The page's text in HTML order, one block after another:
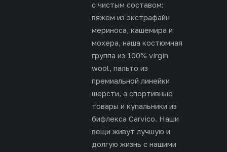
с чистым составом:
вяжем из экстрафайн
мериноса, кашемира и
мохера, наша костюмная
группа из 100% virgin
wool, пальто из
премиальной линейки
шерсти, а спортивные
товары и купальники из
бифлекса Carvico. Наши
вещи живут лучшую и
долгую жизнь с нашими